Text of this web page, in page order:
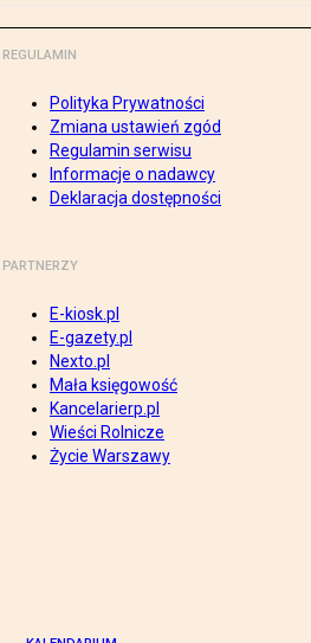
REGULAMIN
Polityka Prywatności
Zmiana ustawień zgód
Regulamin serwisu
Informacje o nadawcy
Deklaracja dostępności
PARTNERZY
E-kiosk.pl
E-gazety.pl
Nexto.pl
Mała księgowość
Kancelarierp.pl
Wieści Rolnicze
Życie Warszawy